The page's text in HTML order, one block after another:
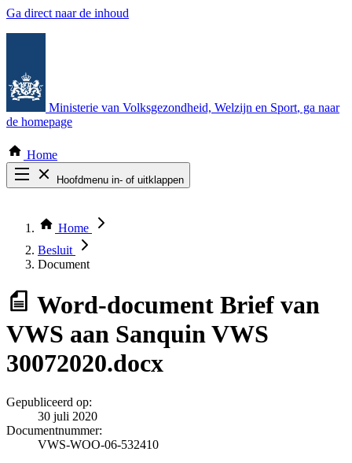
Ga direct naar de inhoud
Ministerie van Volksgezondheid, Welzijn en Sport, ga naar
de homepage
Home
Hoofdmenu in- of uitklappen
Thema COVID-19
Bekijk per bestuursorgaan
Home
Besluit
Document
Word-document Brief van
VWS aan Sanquin VWS
30072020.docx
Gepubliceerd op:
30 juli 2020
Documentnummer:
VWS-WOO-06-532410